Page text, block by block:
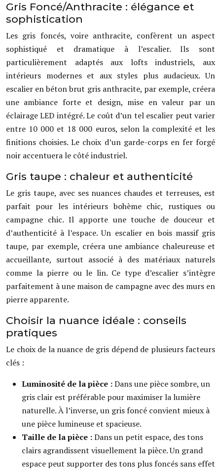
Gris Foncé/Anthracite : élégance et
sophistication
Les gris foncés, voire anthracite, confèrent un aspect
sophistiqué et dramatique à l’escalier. Ils sont
particulièrement adaptés aux lofts industriels, aux
intérieurs modernes et aux styles plus audacieux. Un
escalier en béton brut gris anthracite, par exemple, créera
une ambiance forte et design, mise en valeur par un
éclairage LED intégré. Le coût d’un tel escalier peut varier
entre 10 000 et 18 000 euros, selon la complexité et les
finitions choisies. Le choix d’un garde-corps en fer forgé
noir accentuera le côté industriel.
Gris taupe : chaleur et authenticité
Le gris taupe, avec ses nuances chaudes et terreuses, est
parfait pour les intérieurs bohème chic, rustiques ou
campagne chic. Il apporte une touche de douceur et
d’authenticité à l’espace. Un escalier en bois massif gris
taupe, par exemple, créera une ambiance chaleureuse et
accueillante, surtout associé à des matériaux naturels
comme la pierre ou le lin. Ce type d’escalier s’intègre
parfaitement à une maison de campagne avec des murs en
pierre apparente.
Choisir la nuance idéale : conseils
pratiques
Le choix de la nuance de gris dépend de plusieurs facteurs
clés :
Luminosité de la pièce :Dans une pièce sombre, un
gris clair est préférable pour maximiser la lumière
naturelle. À l’inverse, un gris foncé convient mieux à
une pièce lumineuse et spacieuse.
Taille de la pièce :Dans un petit espace, des tons
clairs agrandissent visuellement la pièce. Un grand
espace peut supporter des tons plus foncés sans effet